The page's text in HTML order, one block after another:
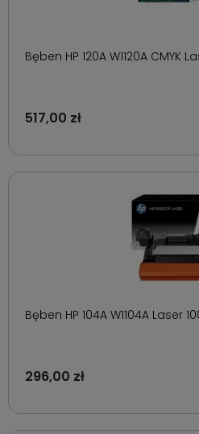
Bęben HP 120A W1120A CMYK
517,00 zł
Bęben HP 104A W1104A Laser
296,00 zł